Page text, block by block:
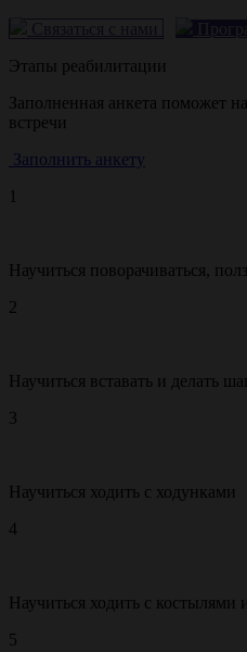
Этапы реабилитации
Заполненная анкета поможет
встречи
Заполнить анкету
1
Научиться поворачиваться,
2
Научиться вставать и делать
3
Научиться ходить с ходунками
4
Научиться ходить c костылями
5